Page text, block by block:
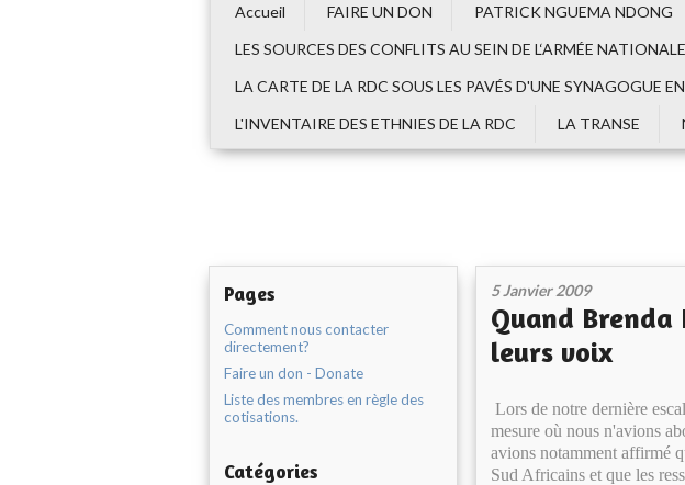
Accueil FAIRE UN DON
PATRICK NGUEMA NDONG
LES SOURCES DES CONFLITS AU SEIN DE L‘ARMÉE
LA CARTE DE LA RDC SOUS LES PAVÉS D'UNE SYNAGOGUE EN
L'INVENTAIRE DES ETHNIES DE LA RDC
LA TRANSE
Pages
Comment nous contacter
directement?
Faire un don - Donate
Liste des membres en règle des
cotisations.
Catégories
5 Janvier 2009
Quand Brenda
leurs voix
Lors de notre dernière
mesure où nous n'avions
avions notamment affirmé
Sud Africains et que les